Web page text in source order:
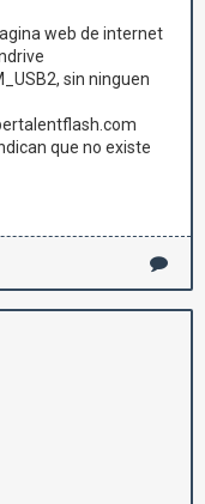
web de internet
sin ninguen
que no existe